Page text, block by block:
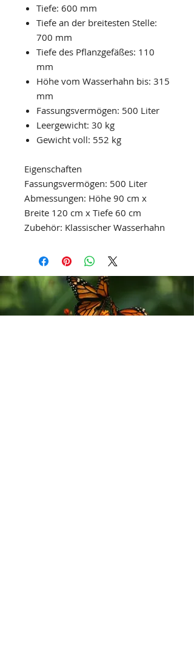
Tiefe: 600 mm
Tiefe an der breitesten Stelle:
700 mm
Tiefe des Pflanzgefäßes: 110
mm
Höhe vom Wasserhahn bis: 315
mm
Fassungsvermögen: 500 Liter
Leergewicht: 30 kg
Gewicht voll: 552 kg
Eigenschaften
Fassungsvermögen: 500 Liter
Abmessungen: Höhe 90 cm x
Breite 120 cm x Tiefe 60 cm
Zubehör: Klassischer Wasserhahn